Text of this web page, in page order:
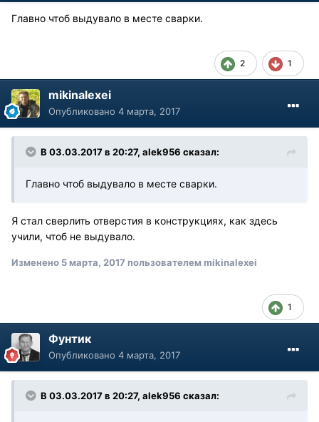
Главно чтоб выдувало в месте сварки.
2 1
mikinalexei
Опубликовано 4 марта, 2017
В 03.03.2017 в 20:27, alek956 сказал:
Главно чтоб выдувало в месте сварки.
Я стал сверлить отверстия в конструкциях, как здесь
учили, чтоб не выдувало.
Изменено 5 марта, 2017 пользователем mikinalexei
1
Фунтик
Опубликовано 4 марта, 2017
В 03.03.2017 в 20:27, alek956 сказал: